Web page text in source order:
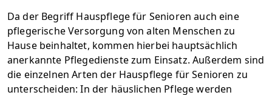
Da der Begriff Hauspflege für Senioren auch eine
pflegerische Versorgung von alten Menschen zu
Hause beinhaltet, kommen hierbei hauptsächlich
anerkannte Pflegedienste zum Einsatz. Außerdem sind
die einzelnen Arten der Hauspflege für Senioren zu
unterscheiden: In der häuslichen Pflege werden